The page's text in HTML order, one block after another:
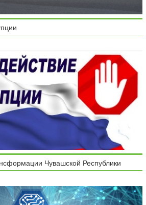
Чувашской Республики